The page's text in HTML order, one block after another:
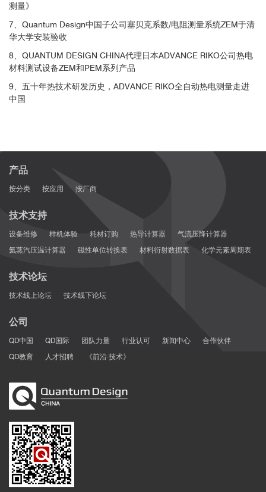
0.61 0.11 0.13 0.12 0.01
率（A）、塞贝克系数（B）、功率因子PF（C）、热导率（D）、
晶格热导率（E）、热电优值zT（F）与温度（T）的关系
[1] B. Jiang et al., High figure-of-merit and power generation in
(2022)
■原子有序性增强导致AgSbTe
能
80 20
测量》
7、Quantum Design中国子公司塞贝克系数/电阻测量系统ZEM于清
华大学安装验收
8、QUANTUM DESIGN CHINA代理日本ADVANCE RIKO公司热电
材料测试设备ZEM和PEM系列产品
9、五十年热技术研发历史，ADVANCE RIKO全自动热电测量走进
中国
产品
按分类 按应用 按厂商
技术支持
设备维修 样机体验 耗材订购 热导计算器
气流压降计算器
氦蒸汽压温计算器
磁性单位转换表 材料衍射数据表 化学元素周期表
技术论坛
技术线上论坛 技术线下论坛
公司
QD中国 QD国际 团队力量 行业认可 新闻中心
合作伙伴
QD教育
人才招聘 《前沿·技术》